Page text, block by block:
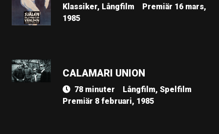
Klassiker, Långfilm
Premiär 16 mars,
1985
CALAMARI UNION
78 minuter
Långfilm, Spelfilm
Premiär 8 februari, 1985